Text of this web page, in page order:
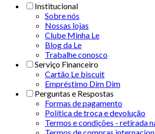
Institucional
Sobre nós
Nossas lojas
Clube Minha Le
Blog da Le
Trabalhe conosco
Serviço Financeiro
Cartão Le biscuit
Empréstimo Dim Dim
Perguntas e Respostas
Formas de pagamento
Política de troca e devolução
Termos e condições - retirada